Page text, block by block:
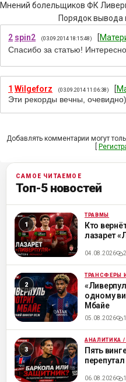
Мнений болельщиков ФК
Порядок вывода
2 spin2 (03.09.2014 18:15:48) [
Спасибо за статью! Интересно
1 Wilgeforz (03.09.2014 11:06:38) [
Эти рекорды вечны,
Добавлять комментарии могут
САМОЕ ЧИТАЕМОЕ
Топ-5 новостей
ML ТРАВМЫ
Кто
лазарет
04.08.2026
ML ТРАНСФЕРЫ
одному
Мбайе
05.08.2026
ML АНАЛИТИКА
Пять
06.08.2026